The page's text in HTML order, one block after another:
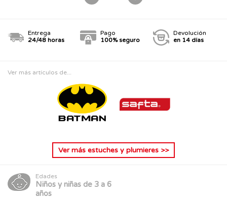
Entrega
24/48 horas
Pago
100% seguro
Devolución
en 14 días
Ver más artículos de...
Ver más estuches y plumieres >>
Edades
Niños y niñas de 3 a 6
años